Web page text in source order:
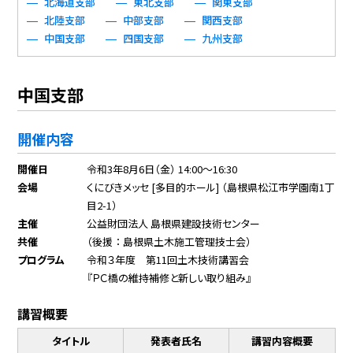
北陸支部
中部支部
関西支部
中国支部
四国支部 九州支部
中国支部
開催内容
開催日
令和3年8月6日（金） 14:00～16:30
会場
くにびきメッセ [多目的ホール] （島根県松江市学園南1丁
目2-1）
主催
公益財団法人 島根県建設技術センター
共催
（後援 ： 島根県土木施工管理技士会）
プログラム
令和３年度 第11回土木技術講習会
『ＰＣ橋の維持補修と新しい取り組み』
講習概要
タイトル 発表者氏名 講習内容概要